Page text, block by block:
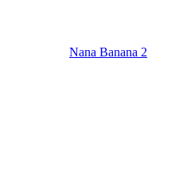
Nana Banana 2